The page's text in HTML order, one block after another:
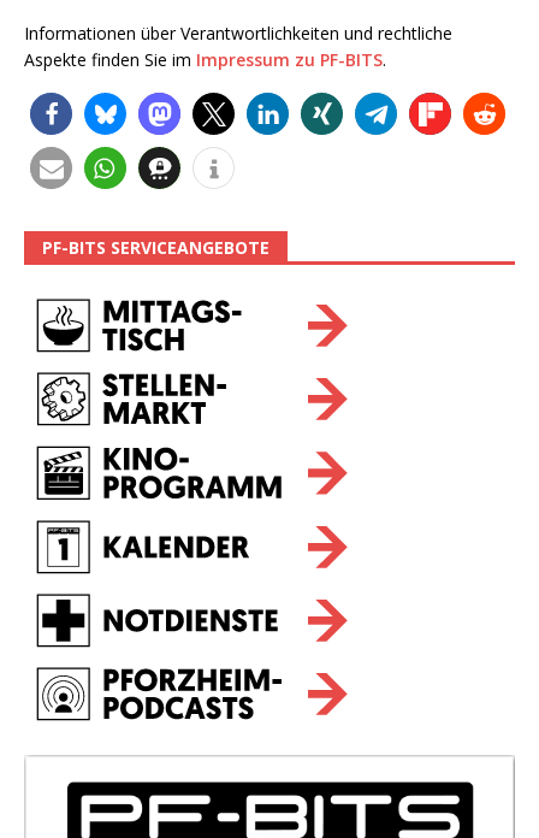
Informationen über Verantwortlichkeiten und rechtliche
Aspekte finden Sie im Impressum zu PF-BITS.
PF-BITS SERVICEANGEBOTE